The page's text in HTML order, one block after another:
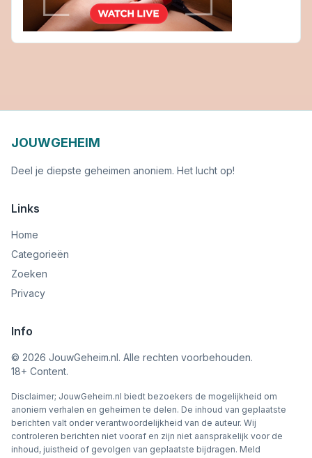
JOUWGEHEIM
Deel je diepste geheimen anoniem. Het lucht op!
Links
Home
Categorieën
Zoeken
Privacy
Info
© 2026 JouwGeheim.nl. Alle rechten voorbehouden.
18+ Content.
Disclaimer; JouwGeheim.nl biedt bezoekers de mogelijkheid om
anoniem verhalen en geheimen te delen. De inhoud van geplaatste
berichten valt onder verantwoordelijkheid van de auteur. Wij
controleren berichten niet vooraf en zijn niet aansprakelijk voor de
inhoud, juistheid of gevolgen van geplaatste bijdragen. Meld